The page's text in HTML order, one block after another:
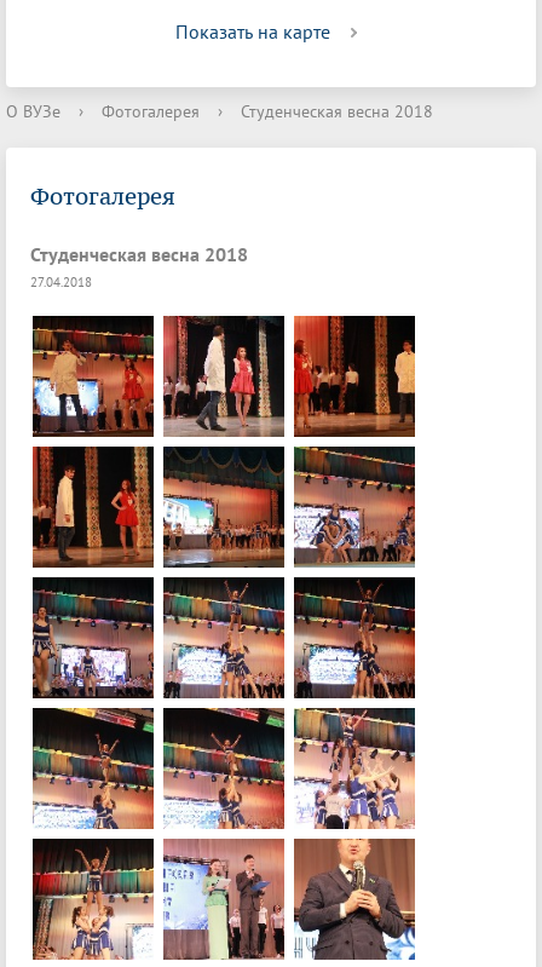
Показать на карте
О ВУЗе › Фотогалерея › Студенческая весна 2018
Фотогалерея
Студенческая весна 2018
27.04.2018